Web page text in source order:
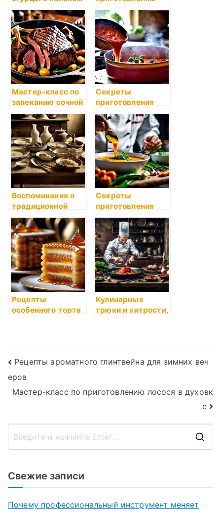
и душистыми
пряностями
яблочного пирога
Мастер-класс по
запеканию сочной
говяжьей рульки
Секреты
приготовления
ароматного
томатного соуса
Воспоминания о
традиционной
кухне прошлого
Секреты
приготовления
ароматного супа-
пюре
Рецепты
особенного торта
Кулинарные
трюки и хитрости,
Навигация
по
Рецепты ароматного глинтвейна для зимних веч
еров
Мастер-класс по приготовлению лосося в духовк
е
Свежие записи
Почему профессиональный инструмент меняет